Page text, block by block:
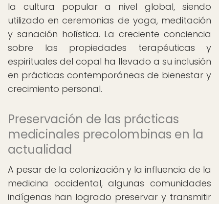
la cultura popular a nivel global, siendo
utilizado en ceremonias de yoga, meditación
y sanación holística. La creciente conciencia
sobre las propiedades terapéuticas y
espirituales del copal ha llevado a su inclusión
en prácticas contemporáneas de bienestar y
crecimiento personal.
Preservación de las prácticas
medicinales precolombinas en la
actualidad
A pesar de la colonización y la influencia de la
medicina occidental, algunas comunidades
indígenas han logrado preservar y transmitir